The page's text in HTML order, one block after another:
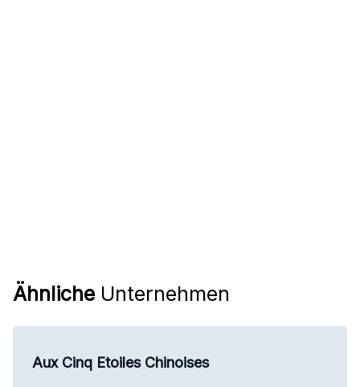
Ähnliche Unternehmen
Aux Cinq Etoiles Chinoises